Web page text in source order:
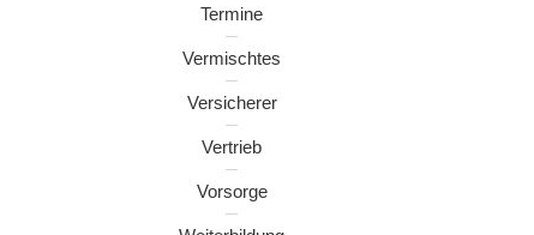
Termine
Vermischtes
Versicherer
Vertrieb
Vorsorge